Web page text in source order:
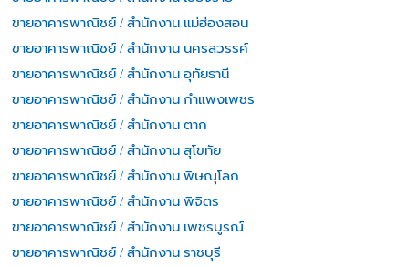
ขายอาคารพาณิชย์ / สำนักงาน แม่ฮ่องสอน
ขายอาคารพาณิชย์ / สำนักงาน นครสวรรค์
ขายอาคารพาณิชย์ / สำนักงาน อุทัยธานี
ขายอาคารพาณิชย์ / สำนักงาน กำแพงเพชร
ขายอาคารพาณิชย์ / สำนักงาน ตาก
ขายอาคารพาณิชย์ / สำนักงาน สุโขทัย
ขายอาคารพาณิชย์ / สำนักงาน พิษณุโลก
ขายอาคารพาณิชย์ / สำนักงาน พิจิตร
ขายอาคารพาณิชย์ / สำนักงาน เพชรบูรณ์
ขายอาคารพาณิชย์ / สำนักงาน ราชบุรี